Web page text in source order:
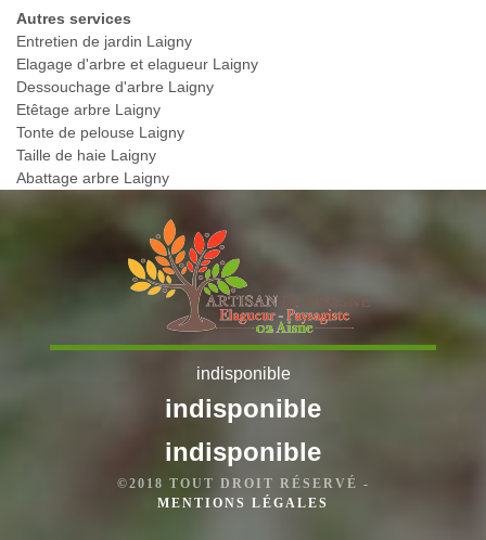
Autres services
Entretien de jardin Laigny
Elagage d'arbre et elagueur Laigny
Dessouchage d'arbre Laigny
Etêtage arbre Laigny
Tonte de pelouse Laigny
Taille de haie Laigny
Abattage arbre Laigny
indisponible
indisponible
indisponible
©2018 TOUT DROIT RÉSERVÉ -
MENTIONS LÉGALES